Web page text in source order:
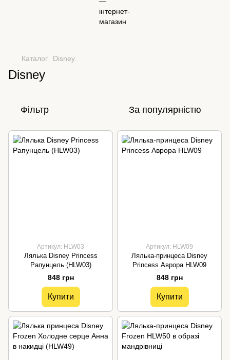
Каталог Disney
Disney
Фільтр За популярністю
Артикул: HLW03
Лялька Disney Princess
Рапунцель (HLW03)
848 грн
Купити
Артикул: HLW09
Лялька-принцеса Disney
Princess Аврора HLW09
848 грн
Купити